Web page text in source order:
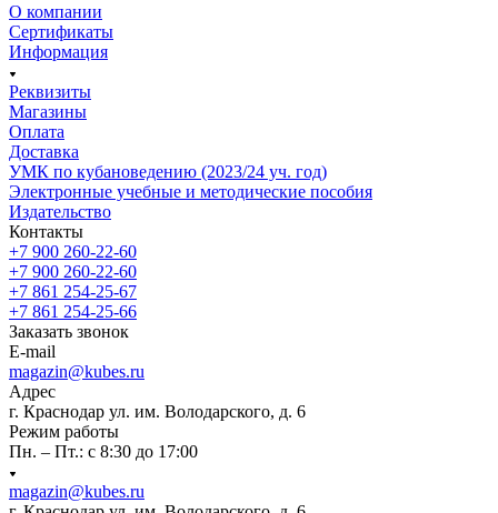
О компании
Сертификаты
Информация
Реквизиты
Магазины
Oплата
Доставка
УМК по кубановедению (2023/24 уч. год)
Электронные учебные и методические пособия
Издательство
Контакты
+7 900 260-22-60
+7 900 260-22-60
+7 861 254-25-67
+7 861 254-25-66
Заказать звонок
E-mail
magazin@kubes.ru
Адрес
г. Краснодар ул. им. Володарского, д. 6
Режим работы
Пн. – Пт.: с 8:30 до 17:00
magazin@kubes.ru